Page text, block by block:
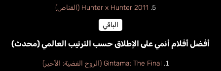
Hunter x Hunter 2011 (القناص)
الباقي
أفضل أفلام أنمي على الإطلاق حسب الترتيب العالمي (محدث)
Gintama: The Final (الروح الفضية: الأخير)